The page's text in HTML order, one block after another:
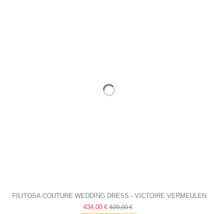
FILITOSA COUTURE WEDDING DRESS - VICTOIRE VERMEULEN
434,00 €620,00 €